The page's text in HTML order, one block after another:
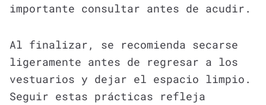
importante consultar antes de acudir.
Al finalizar, se recomienda secarse
ligeramente antes de regresar a los
vestuarios y dejar el espacio limpio.
Seguir estas prácticas refleja